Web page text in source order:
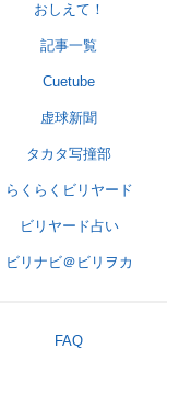
おしえて！
記事一覧
Cuetube
虚球新聞
タカタ写撞部
らくらくビリヤード
ビリヤード占い
ビリナビ＠ビリヲカ
FAQ